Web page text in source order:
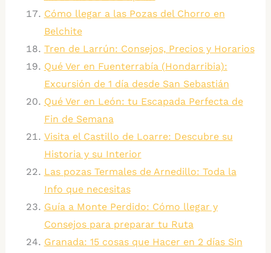
Cómo llegar a las Pozas del Chorro en
Belchite
Tren de Larrún: Consejos, Precios y Horarios
Qué Ver en Fuenterrabía (Hondarribia):
Excursión de 1 día desde San Sebastián
Qué Ver en León: tu Escapada Perfecta de
Fin de Semana
Visita el Castillo de Loarre: Descubre su
Historia y su Interior
Las pozas Termales de Arnedillo: Toda la
Info que necesitas
Guía a Monte Perdido: Cómo llegar y
Consejos para preparar tu Ruta
Granada: 15 cosas que Hacer en 2 días Sin